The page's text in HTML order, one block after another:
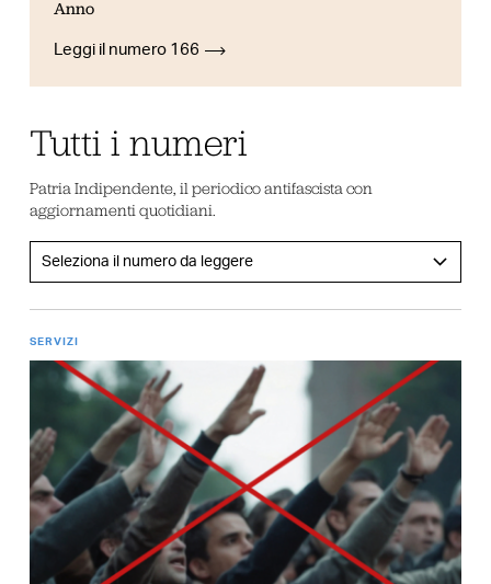
Anno
Leggi il numero 166
Tutti i numeri
Patria Indipendente, il periodico antifascista con
aggiornamenti quotidiani.
SERVIZI